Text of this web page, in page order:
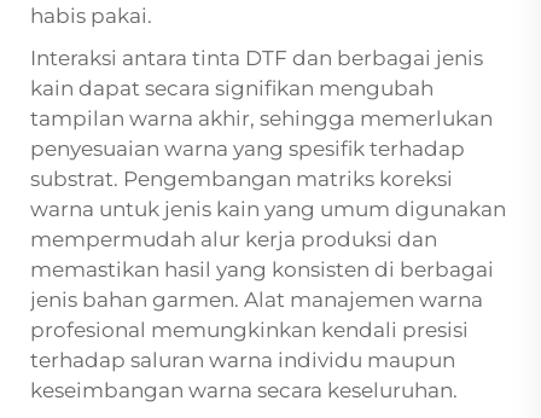
habis pakai.
Interaksi antara tinta DTF dan berbagai jenis
kain dapat secara signifikan mengubah
tampilan warna akhir, sehingga memerlukan
penyesuaian warna yang spesifik terhadap
substrat. Pengembangan matriks koreksi
warna untuk jenis kain yang umum digunakan
mempermudah alur kerja produksi dan
memastikan hasil yang konsisten di berbagai
jenis bahan garmen. Alat manajemen warna
profesional memungkinkan kendali presisi
terhadap saluran warna individu maupun
keseimbangan warna secara keseluruhan.